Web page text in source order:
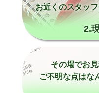
お近くのスタッフ
2.
その場でお
ご不明な点はな